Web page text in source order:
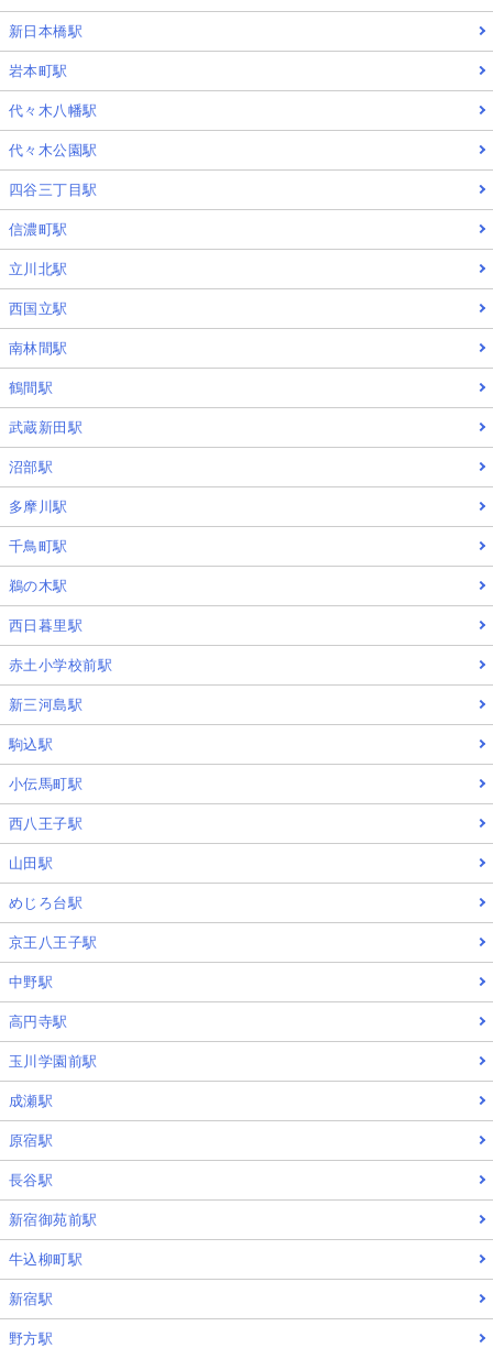
新日本橋駅
岩本町駅
代々木八幡駅
代々木公園駅
四谷三丁目駅
信濃町駅
立川北駅
西国立駅
南林間駅
鶴間駅
武蔵新田駅
沼部駅
多摩川駅
千鳥町駅
鵜の木駅
西日暮里駅
赤土小学校前駅
新三河島駅
駒込駅
小伝馬町駅
西八王子駅
山田駅
めじろ台駅
京王八王子駅
中野駅
高円寺駅
玉川学園前駅
成瀬駅
原宿駅
長谷駅
新宿御苑前駅
牛込柳町駅
新宿駅
野方駅